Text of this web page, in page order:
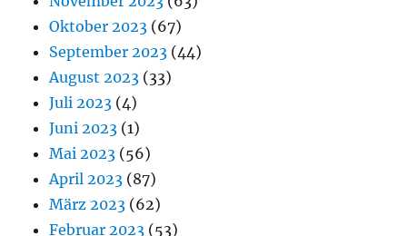
Oktober 2023 (67)
September 2023 (44)
August 2023 (33)
Juli 2023 (4)
Juni 2023 (1)
Mai 2023 (56)
April 2023 (87)
März 2023 (62)
Februar 2023 (53)